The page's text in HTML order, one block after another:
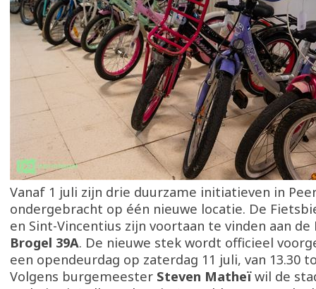
Vanaf 1 juli zijn drie duurzame initiatieven in
ondergebracht op één nieuwe locatie. De
en Sint-Vincentius zijn voortaan te vinden aan de
Brogel 39A. De nieuwe stek wordt officieel
een opendeurdag op zaterdag 11 juli, van 13.30
Volgens burgemeester Steven Matheïwil de